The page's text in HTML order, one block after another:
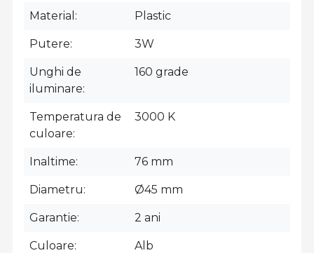
Material Plastic
Putere 3W
Unghi de
iluminare
160 grade
Temperatura de
culoare
3000 K
Inaltime 76 mm
Diametru Ø45 mm
Garantie 2 ani
Culoare Alb